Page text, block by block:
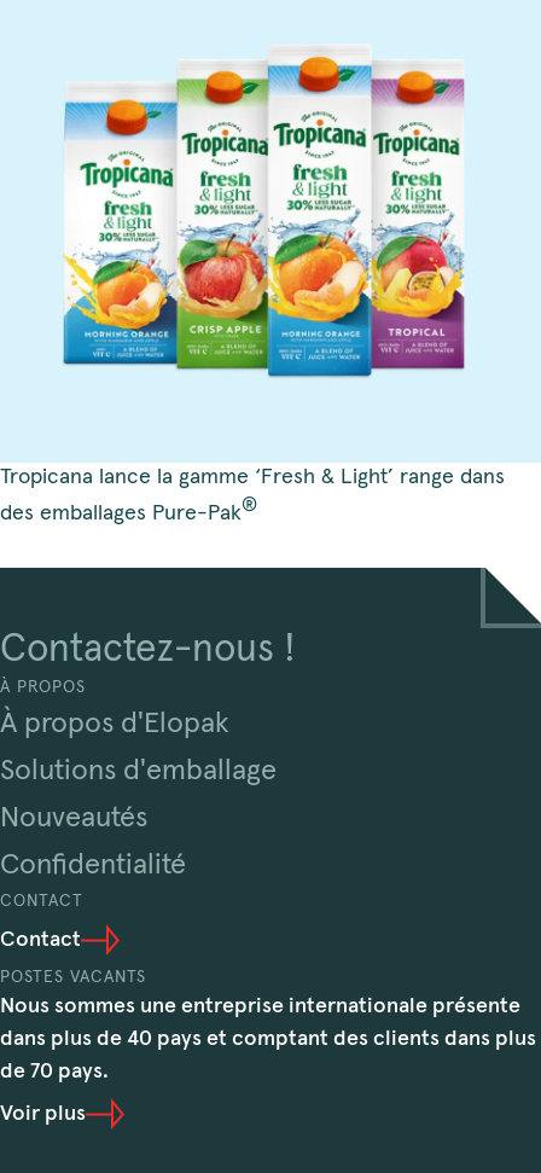
Tropicana lance la gamme ‘Fresh & Light’ range dans
des emballages Pure-Pak®
Contactez-nous !
À PROPOS
À propos d'Elopak
Solutions d'emballage
Nouveautés
Confidentialité
CONTACT
Contact
POSTES VACANTS
Nous sommes une entreprise internationale présente
dans plus de 40 pays et comptant des clients dans plus
de 70 pays.
Voir plus